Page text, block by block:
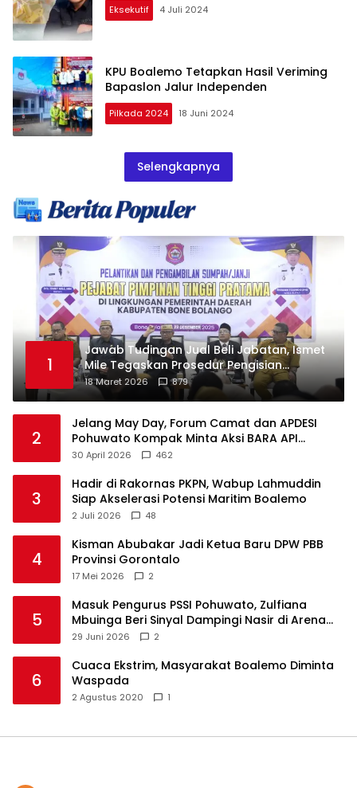
Eksekutif 4 Juli 2024
KPU Boalemo Tetapkan Hasil Veriming
Bapaslon Jalur Independen
Pilkada 2024 18 Juni 2024
Selengkapnya
1
Jawab Tudingan Jual Beli Jabatan, Ismet
Mile Tegaskan Prosedur Pengisian
Jabatan
18 Maret 2026 879
2
Jelang May Day, Forum Camat dan APDESI
Pohuwato Kompak Minta Aksi BARA API
Ditunda
30 April 2026 462
3
Hadir di Rakornas PKPN, Wabup Lahmuddin
Siap Akselerasi Potensi Maritim Boalemo
2 Juli 2026 48
4
Kisman Abubakar Jadi Ketua Baru DPW PBB
Provinsi Gorontalo
17 Mei 2026 2
5
Masuk Pengurus PSSI Pohuwato, Zulfiana
Mbuinga Beri Sinyal Dampingi Nasir di Arena
Politik ?
29 Juni 2026 2
6
Cuaca Ekstrim, Masyarakat Boalemo Diminta
Waspada
2 Agustus 2020 1